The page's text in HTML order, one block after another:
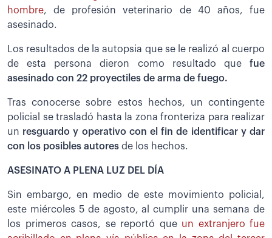
hombre, de profesión veterinario de 40 años, fue
asesinado.
Los resultados de la autopsia que se le realizó al cuerpo
de esta persona dieron como resultado que fue
asesinado con 22 proyectiles de arma de fuego.
Tras conocerse sobre estos hechos, un contingente
policial se trasladó hasta la zona fronteriza para realizar
un resguardo y operativo con el fin de identificar y dar
con los posibles autores de los hechos.
ASESINATO A PLENA LUZ DEL DÍA
Sin embargo, en medio de este movimiento policial,
este miércoles 5 de agosto, al cumplir una semana de
los primeros casos, se reportó que un extranjero fue